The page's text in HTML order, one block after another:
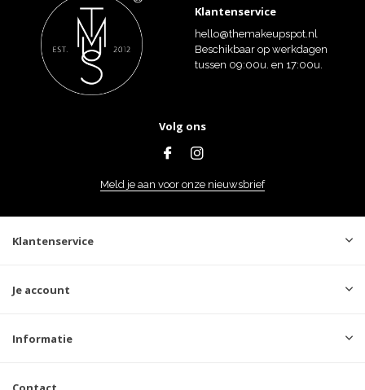
Klantenservice
hello@themakeupspot.nl
Beschikbaar op werkdagen
tussen 09:00u. en 17:00u.
Volg ons
Meld je aan voor onze nieuwsbrief
Klantenservice
Je account
Informatie